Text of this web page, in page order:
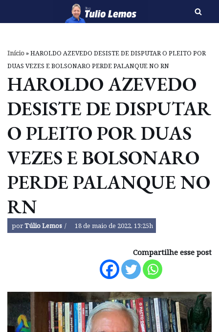
o
conteúdo
Início»HAROLDO AZEVEDO DESISTE DE DISPUTAR O PLEITO POR
DUAS VEZES E BOLSONARO PERDE PALANQUE NO RN
HAROLDO AZEVEDO
DESISTE DE DISPUTAR
O PLEITO POR DUAS
VEZES E BOLSONARO
PERDE PALANQUE NO
RN
porTúlio Lemos 18 de maio de 2022, 13:25h
Compartilhe esse post